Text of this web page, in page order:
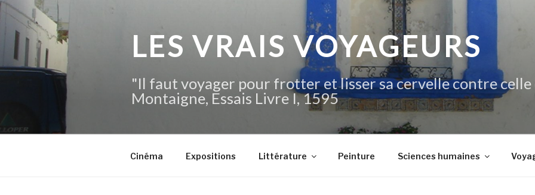
Aller
contenu
principal
LES VRAIS VOYAGEURS
"Il faut voyager pour frotter et lisser sa cervelle contre
Montaigne, Essais Livre I, 1595
Cinéma Expositions Littérature Peinture Sciences humaines